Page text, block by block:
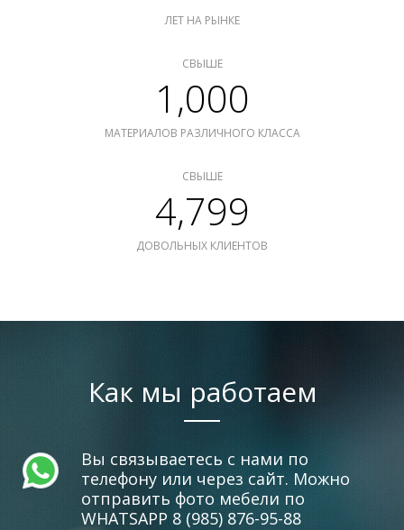
ЛЕТ НА РЫНКЕ
СВЫШЕ
1,000
МАТЕРИАЛОВ РАЗЛИЧНОГО КЛАССА
СВЫШЕ
4,799
ДОВОЛЬНЫХ КЛИЕНТОВ
Как мы работаем
Вы связываетесь с нами по
телефону или через сайт. Можно
отправить фото мебели по
WHATSAPP 8 (985) 876-95-88